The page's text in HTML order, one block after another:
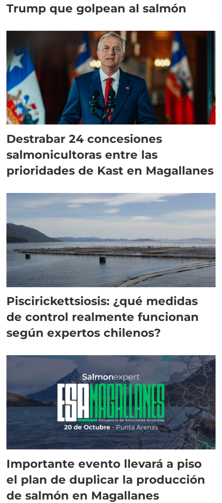
Trump que golpean al salmón
Destrabar 24 concesiones
salmonicultoras entre las
prioridades de Kast en Magallanes
Piscirickettsiosis: ¿qué medidas
de control realmente funcionan
según expertos chilenos?
Importante evento llevará a piso
el plan de duplicar la producción
de salmón en Magallanes